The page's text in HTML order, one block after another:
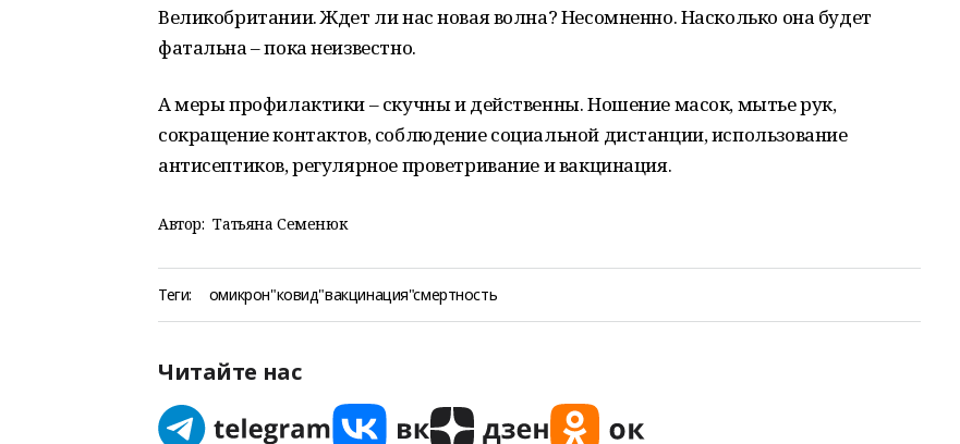
Великобритании. Ждет ли нас новая волна? Несомненно. Насколько она будет
фатальна – пока неизвестно.
А меры профилактики – скучны и действенны. Ношение масок, мытье рук,
сокращение контактов, соблюдение социальной дистанции, использование
антисептиков, регулярное проветривание и вакцинация.
Автор: Татьяна Семенюк
Теги: омикрон"ковид"вакцинация"смертность
Читайте нас